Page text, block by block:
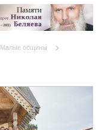
Малые общины